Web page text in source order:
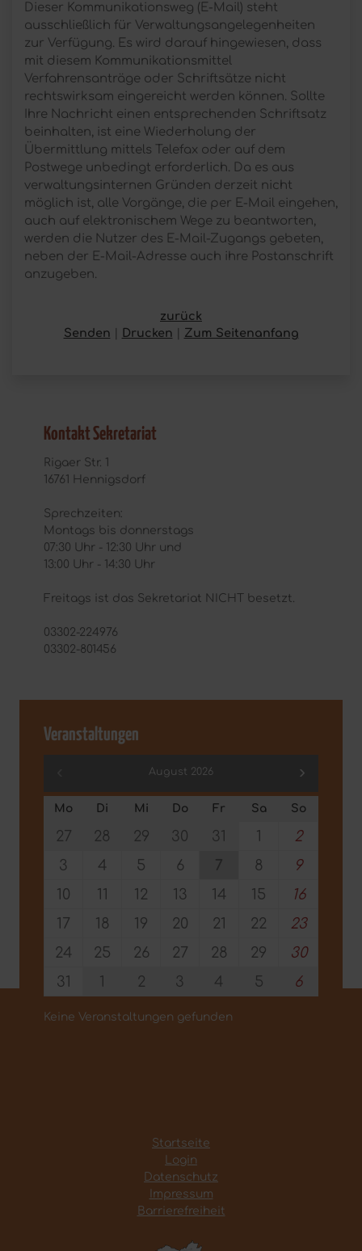
Dieser Kommunikationsweg (E-Mail) steht
ausschließlich für Verwaltungsangelegenheiten
zur Verfügung. Es wird darauf hingewiesen, dass
mit diesem Kommunikationsmittel
Verfahrensanträge oder Schriftsätze nicht
rechtswirksam eingereicht werden können. Sollte
Ihre Nachricht einen entsprechenden Schriftsatz
beinhalten, ist eine Wiederholung der
Übermittlung mittels Telefax oder auf dem
Postwege unbedingt erforderlich. Da es aus
verwaltungsinternen Gründen derzeit nicht
möglich ist, alle Vorgänge, die per E-Mail eingehen,
auch auf elektronischem Wege zu beantworten,
werden die Nutzer des E-Mail-Zugangs gebeten,
neben der E-Mail-Adresse auch ihre Postanschrift
anzugeben.
zurück
Senden
Drucken Zum Seitenanfang
Kontakt Sekretariat
Rigaer Str. 1
16761 Hennigsdorf
Sprechzeiten:
Montags bis donnerstags
07:30 Uhr - 12:30 Uhr und
13:00 Uhr - 14:30 Uhr
Freitags ist das Sekretariat NICHT besetzt.
03302-224976
03302-801456
Veranstaltungen
August 2026
Mo Di Mi Do Fr Sa So
27 28 29 30 31 1
2
3
4 5 6 7 8
9
10
11 12 13 14 15
16
17
18 19 20 21 22
23
24
25 26 27 28 29
30
31
1 2 3 4 5 6
Keine Veranstaltungen gefunden
Startseite
Login
Datenschutz
Impressum
Barrierefreiheit